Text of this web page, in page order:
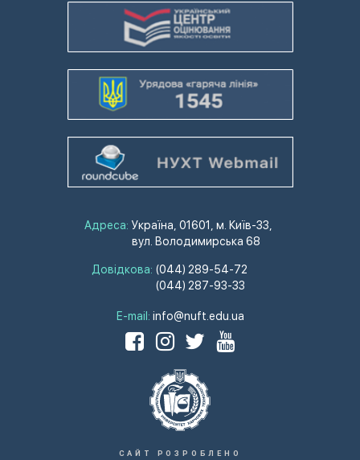
Адреса: Україна, 01601, м. Київ-33,
вул. Володимирська 68
Довідкова: (044) 289-54-72
(044) 287-93-33
E-mail: info@nuft.edu.ua
САЙТ РОЗРОБЛЕНО